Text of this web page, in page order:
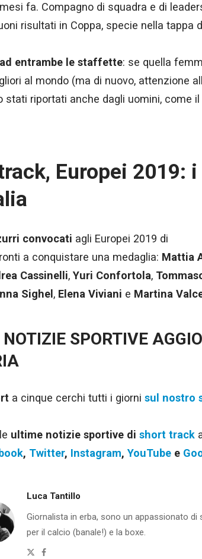
fa. Compagno di squadra e di
risultati in Coppa, specie nella tappa
entrambe le staffette: se quella
al mondo (ma di nuovo, attenzione
stati riportati anche dagli uomini, come
Europei 2019:
convocati agli Europei 2019 di
a conquistare una medaglia: Mattia
Cassinelli, Yuri Confortola,
Sighel, Elena Viviani e Martina
SPORTIVE
a cinque cerchi tutti i giorni sul nostro
ultime notizie sportive di short track
, Twitter, Instagram, YouTube e
Luca Tantillo
Giornalista in erba, sono un appassionato
per il calcio (banale!) e la boxe.
Twitter
Facebook